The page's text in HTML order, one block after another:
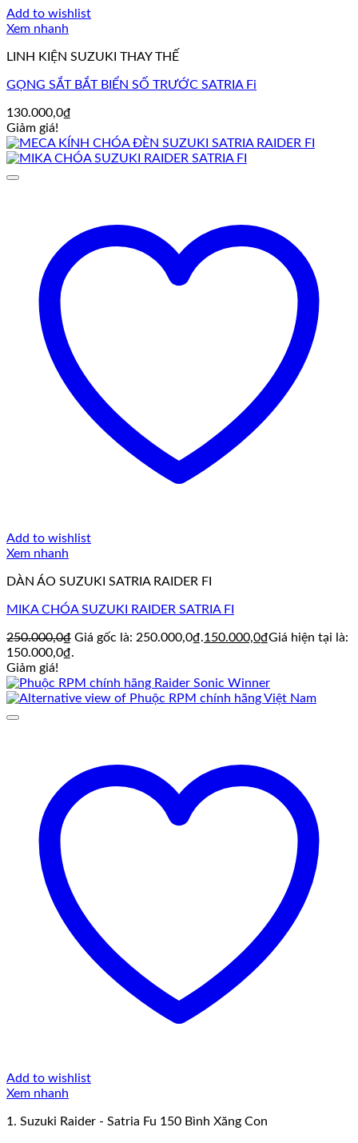
Add to wishlist
Xem nhanh
LINH KIỆN SUZUKI THAY THẾ
GỌNG SẮT BẮT BIỂN SỐ TRƯỚC SATRIA Fi
130.000,0₫
Giảm giá!
Add to wishlist
Xem nhanh
DÀN ÁO SUZUKI SATRIA RAIDER FI
MIKA CHÓA SUZUKI RAIDER SATRIA FI
250.000,0₫ Giá gốc là: 250.000,0₫.150.000,0₫Giá hiện tại là:
150.000,0₫.
Giảm giá!
Add to wishlist
Xem nhanh
1. Suzuki Raider - Satria Fu 150 Bình Xăng Con